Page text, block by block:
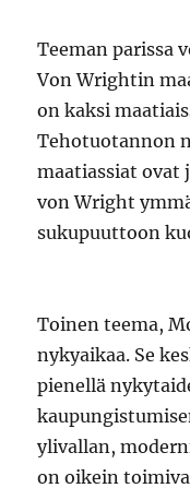
Teeman parissa
Von Wrightin
on kaksi
Tehotuotannon
maatiassiat ovat
von Wright
sukupuuttoon
Toinen teema,
nykyaikaa. Se
pienellä
ylivallan,
on oikein